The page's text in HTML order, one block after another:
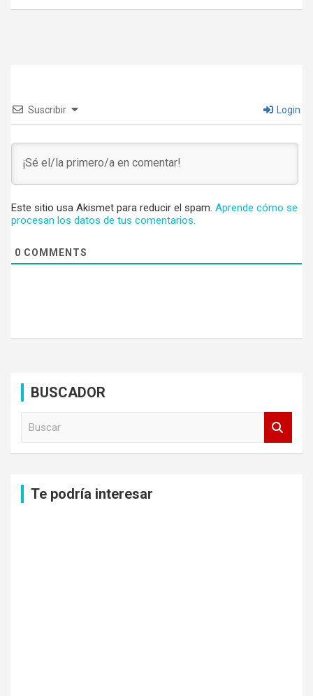
Suscribir Login
Este sitio usa Akismet para reducir el spam. Aprende cómo se
procesan los datos de tus comentarios.
0 COMMENTS
BUSCADOR
Te podría interesar